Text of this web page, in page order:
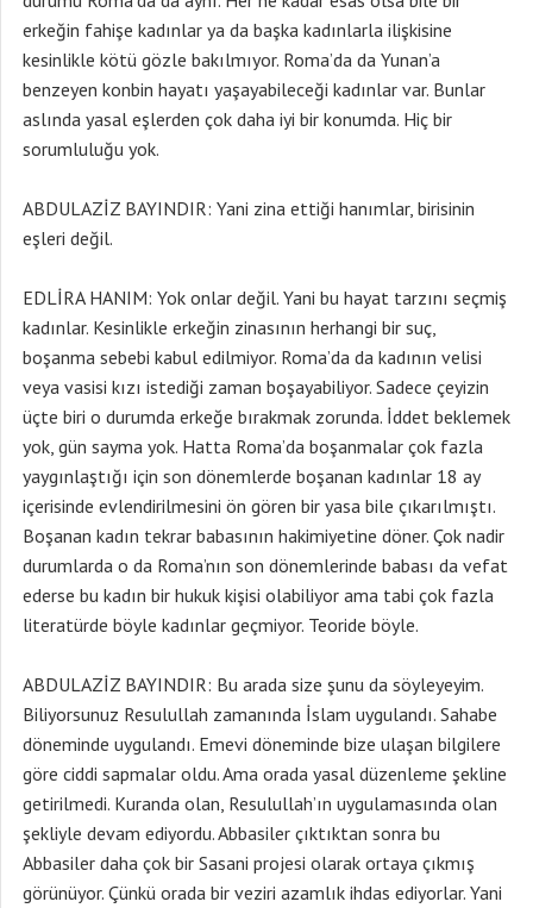
erkeğin fahişe kadınlar ya da başka kadınlarla ilişkisine
kesinlikle kötü gözle bakılmıyor. Roma’da da Yunan’a
benzeyen konbin hayatı yaşayabileceği kadınlar var. Bunlar
aslında yasal eşlerden çok daha iyi bir konumda. Hiç bir
sorumluluğu yok.
ABDULAZİZ BAYINDIR: Yani zina ettiği hanımlar, birisinin
eşleri değil.
EDLİRA HANIM: Yok onlar değil. Yani bu hayat tarzını seçmiş
kadınlar. Kesinlikle erkeğin zinasının herhangi bir suç,
boşanma sebebi kabul edilmiyor. Roma’da da kadının velisi
veya vasisi kızı istediği zaman boşayabiliyor. Sadece çeyizin
üçte biri o durumda erkeğe bırakmak zorunda. İddet beklemek
yok, gün sayma yok. Hatta Roma’da boşanmalar çok fazla
yaygınlaştığı için son dönemlerde boşanan kadınlar 18 ay
içerisinde evlendirilmesini ön gören bir yasa bile çıkarılmıştı.
Boşanan kadın tekrar babasının hakimiyetine döner. Çok nadir
durumlarda o da Roma’nın son dönemlerinde babası da vefat
ederse bu kadın bir hukuk kişisi olabiliyor ama tabi çok fazla
literatürde böyle kadınlar geçmiyor. Teoride böyle.
ABDULAZİZ BAYINDIR: Bu arada size şunu da söyleyeyim.
Biliyorsunuz Resulullah zamanında İslam uygulandı. Sahabe
döneminde uygulandı. Emevi döneminde bize ulaşan bilgilere
göre ciddi sapmalar oldu. Ama orada yasal düzenleme şekline
getirilmedi. Kuranda olan, Resulullah’ın uygulamasında olan
şekliyle devam ediyordu. Abbasiler çıktıktan sonra bu
Abbasiler daha çok bir Sasani projesi olarak ortaya çıkmış
görünüyor. Çünkü orada bir veziri azamlık ihdas ediyorlar. Yani